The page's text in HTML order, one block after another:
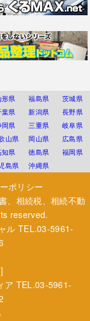
形県 福島県
茨城県
葉県 新潟県
長野県
岡県 三重県
岐阜県
山県 岡山県
広島県
知県 徳島県
福岡県
島県 沖縄県
ポリシー
、相続税、相続不動
reserved.
ル TEL.03-5961-
ア TEL.03-5961-